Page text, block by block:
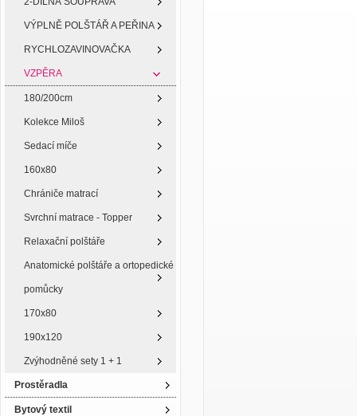
VÝPLNĚ POLŠTÁŘ A PEŘINA
RYCHLOZAVINOVAČKA
VZPĚRA
180/200cm
Kolekce Miloš
Sedací míče
160x80
Chrániče matrací
Svrchní matrace - Topper
Relaxační polštáře
Anatomické polštáře a ortopedické
pomůcky
170x80
190x120
Zvýhodněné sety 1 + 1
Prostěradla
Bytový textil